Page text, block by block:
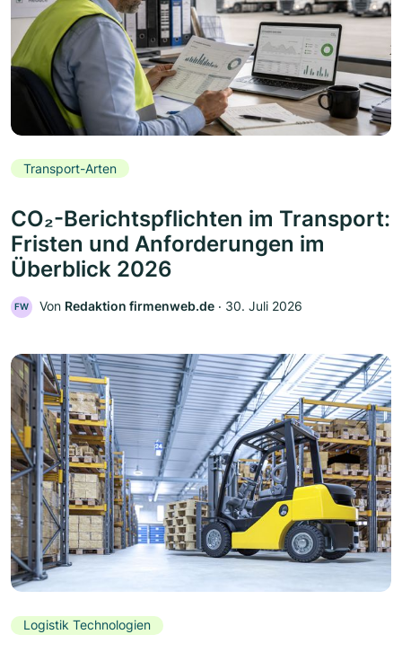
Transport-Arten
CO₂-Berichtspflichten im Transport:
Fristen und Anforderungen im
Überblick 2026
FW Von Redaktion firmenweb.de ‧ 30. Juli 2026
Logistik Technologien